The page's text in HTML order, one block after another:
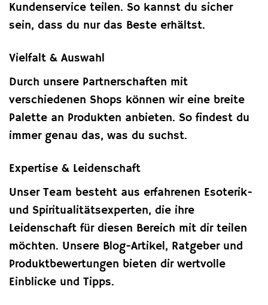
Kundenservice teilen. So kannst du sicher
sein, dass du nur das Beste erhältst.
Vielfalt & Auswahl
Durch unsere Partnerschaften mit
verschiedenen Shops können wir eine breite
Palette an Produkten anbieten. So findest du
immer genau das, was du suchst.
Expertise & Leidenschaft
Unser Team besteht aus erfahrenen Esoterik-
und Spiritualitätsexperten, die ihre
Leidenschaft für diesen Bereich mit dir teilen
möchten. Unsere Blog-Artikel, Ratgeber und
Produktbewertungen bieten dir wertvolle
Einblicke und Tipps.